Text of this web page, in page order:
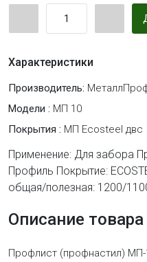
Характеристики
Производитель:
Модели : МП 10
Покрытия : МП Ecosteel двс
Применение: Для забора
Профиль Покрытие:
общая/полезная: 1200/
Описание товара
Профлист (профнастил) МП-